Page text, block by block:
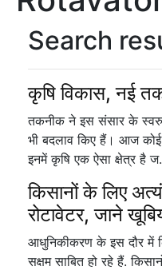
Search
कृषि विकास, नई
तकनीक ने इस संसार के
भी बदलाव किए हैं। आज
इनमें कृषि एक ऐसा क्षेत्र है
किसानों के लिए
रोटावेटर, जाने
आधुनिकीकरण के इस दौर में
सक्षम साबित हो रहे हैं.